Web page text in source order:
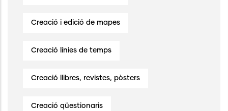
Creació i edició de mapes
Creació línies de temps
Creació llibres, revistes, pòsters
Creació qüestionaris